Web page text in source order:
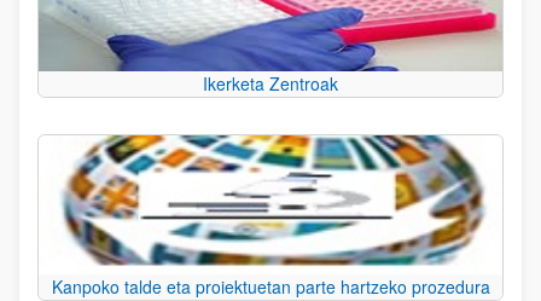
Ikerketa Zentroak
Kanpoko talde eta proiektuetan parte hartzeko prozedura